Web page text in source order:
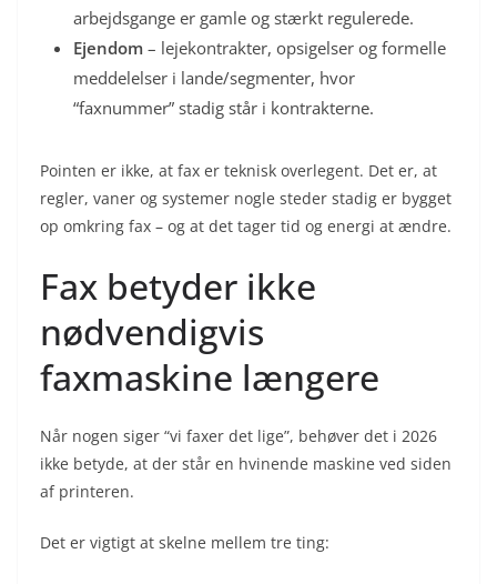
arbejdsgange er gamle og stærkt regulerede.
Ejendom – lejekontrakter, opsigelser og formelle
meddelelser i lande/segmenter, hvor
“faxnummer” stadig står i kontrakterne.
Pointen er ikke, at fax er teknisk overlegent. Det er, at
regler, vaner og systemer nogle steder stadig er bygget
op omkring fax – og at det tager tid og energi at ændre.
Fax betyder ikke
nødvendigvis
faxmaskine længere
Når nogen siger “vi faxer det lige”, behøver det i 2026
ikke betyde, at der står en hvinende maskine ved siden
af printeren.
Det er vigtigt at skelne mellem tre ting: